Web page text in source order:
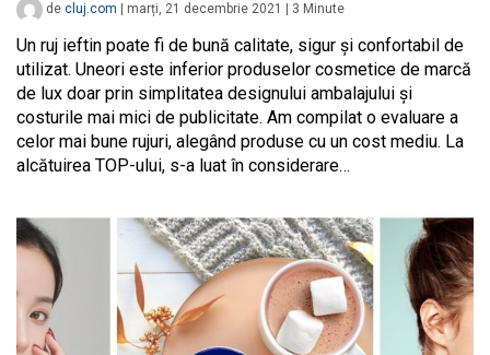
de cluj.com marți, 21 decembrie 2021 3 Minute
Un ruj ieftin poate fi de bună calitate, sigur și confortabil de
utilizat. Uneori este inferior produselor cosmetice de marcă
de lux doar prin simplitatea designului ambalajului și
costurile mai mici de publicitate. Am compilat o evaluare a
celor mai bune rujuri, alegând produse cu un cost mediu. La
alcătuirea TOP-ului, s-a luat în considerare…